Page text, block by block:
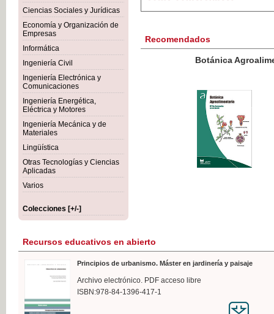
Ciencias Sociales y Jurídicas
Economía y Organización de
Empresas
Informática
Ingeniería Civil
Ingeniería Electrónica y
Comunicaciones
Ingeniería Energética,
Eléctrica y Motores
Ingeniería Mecánica y de
Materiales
Lingüística
Otras Tecnologías y Ciencias
Aplicadas
Varios
Colecciones [+/-]
Recomendados
Botánica Agroalimentaria
Recursos educativos en abierto
Principios de urbanismo. Máster en jardinería y paisaje
Archivo electrónico. PDF acceso libre
ISBN:978-84-1396-417-1